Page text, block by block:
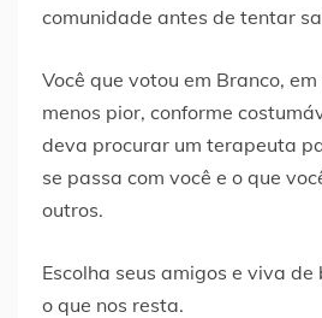
comunidade antes de tentar
Você que votou em Branco,
menos pior, conforme
deva procurar um terapeuta
se passa com você e o que
outros.
Escolha seus amigos e viva de
o que nos resta.